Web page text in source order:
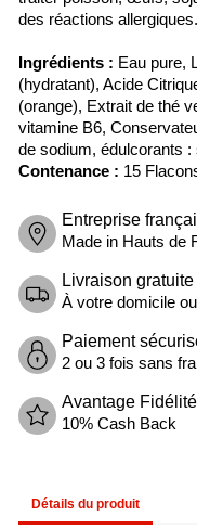
des réactions allergiques.
Ingrédients : Eau pure,
(hydratant), Acide
(orange), Extrait de thé
vitamine B6,
de sodium, édulcorants
Contenance : 15
Entreprise
Made in Hauts de
Livraison gratuite
À votre domicile
Paiement
2 ou 3 fois sans
Avantage Fidélité
10% Cash Back
Détails du produit